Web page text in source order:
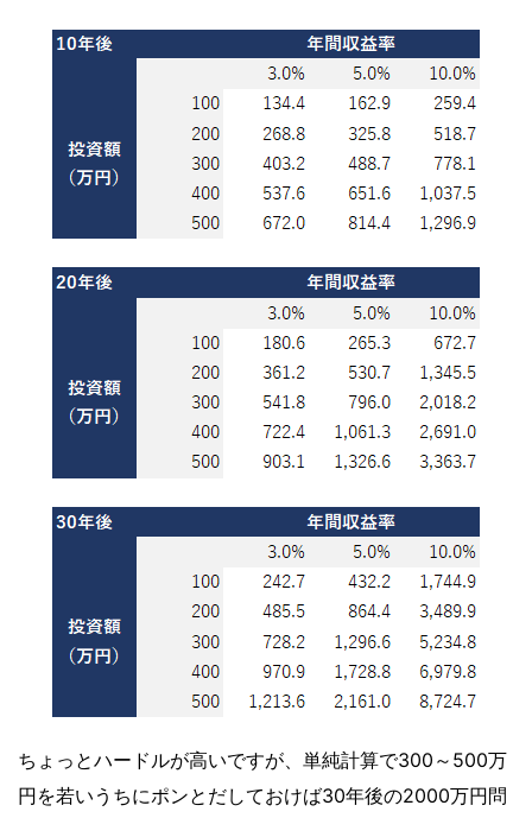
ちょっとハードルが高いですが、単純計算で300～500万
円を若いうちにポンとだしておけば30年後の2000万円問